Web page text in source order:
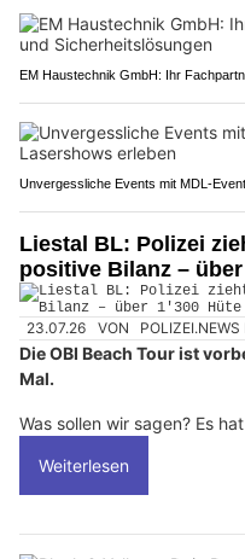
EM Haustechnik GmbH: Ihr
Unvergessliche Events mit MDL-
Liestal BL: Polizei
positive Bilanz –
23.07.26 VON
Die OBI Beach Tour ist
Mal.
Was sollen wir sagen? Es
Weiterlesen